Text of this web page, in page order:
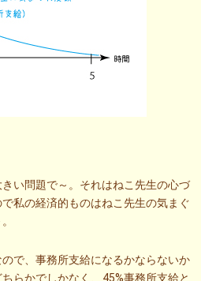
い問題で～。それはねこ先生の心づ
私の経済的ものはねこ先生の気まぐ
で、事務所支給になるかならないか
らかでしかなく、45%事務所支給と